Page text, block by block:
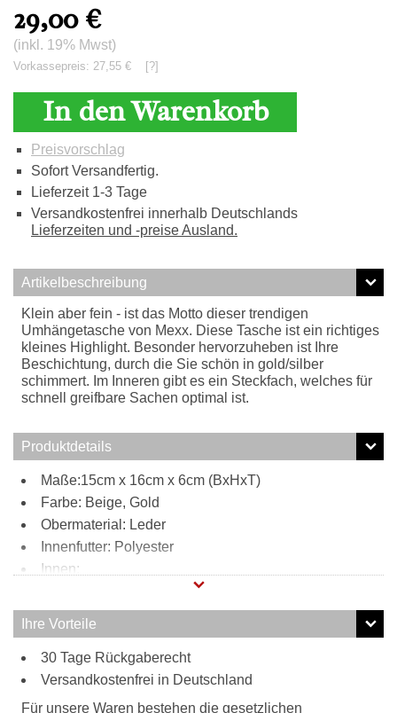
29,00 €
(inkl. 19% Mwst)
Vorkassepreis: 27,55 € [?]
In den Warenkorb
Preisvorschlag
Sofort Versandfertig.
Lieferzeit 1-3 Tage
Versandkostenfrei innerhalb Deutschlands
Lieferzeiten und -preise Ausland.
Artikelbeschreibung
Klein aber fein - ist das Motto dieser trendigen
Umhängetasche von Mexx. Diese Tasche ist ein richtiges
kleines Highlight. Besonder hervorzuheben ist Ihre
Beschichtung, durch die Sie schön in gold/silber
schimmert. Im Inneren gibt es ein Steckfach, welches für
schnell greifbare Sachen optimal ist.
Produktdetails
Maße:15cm x 16cm x 6cm (BxHxT)
Farbe: Beige, Gold
Obermaterial: Leder
Innenfutter: Polyester
Innen:
Tragweise:
Tragegriff
Schulterriemen
Besonderheiten:
verstell- und abnehmbarer Schulterriemen
Ihre Vorteile
30 Tage Rückgaberecht
Versandkostenfrei in Deutschland
Für unsere Waren bestehen die gesetzlichen